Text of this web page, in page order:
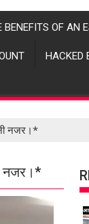
BENEFITS OF AN
HACKED
नजर।*
नजर।*